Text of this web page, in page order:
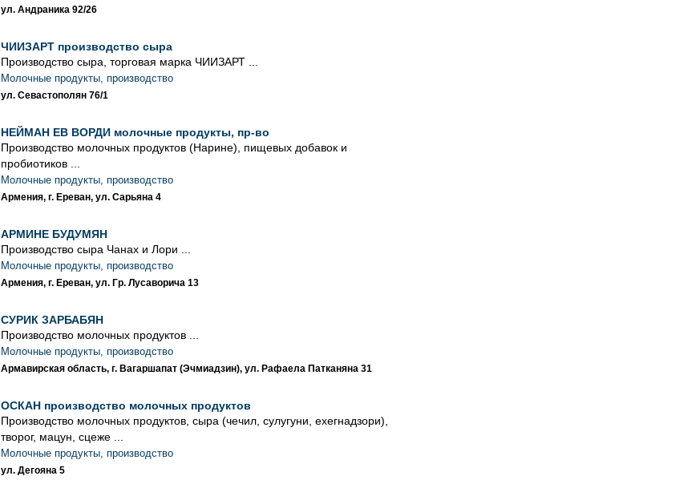
ул. Андраника 92/26
ЧИИЗАРТ производство сыра
Производство сыра, торговая марка ЧИИЗАРТ ...
Молочные продукты, производство
ул. Севастополян 76/1
НЕЙМАН ЕВ ВОРДИ молочные продукты, пр-во
Производство молочных продуктов (Нарине), пищевых добавок и
пробиотиков ...
Молочные продукты, производство
Армения, г. Ереван, ул. Сарьяна 4
АРМИНЕ БУДУМЯН
Производство сыра Чанах и Лори ...
Молочные продукты, производство
Армения, г. Ереван, ул. Гр. Лусаворича 13
СУРИК ЗАРБАБЯН
Производство молочных продуктов ...
Молочные продукты, производство
Армавирская область, г. Вагаршапат (Эчмиадзин), ул. Рафаела Патканяна 31
ОСКАН производство молочных продуктов
Производство молочных продуктов, сыра (чечил, сулугуни, ехегнадзори),
творог, мацун, сцеже ...
Молочные продукты, производство
ул. Дегояна 5